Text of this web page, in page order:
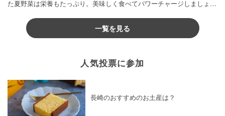
た夏野菜は栄養もたっぷり。美味しく食べてパワーチャージしましょう
一覧を見る
人気投票に参加
長崎のおすすめのお土産は？